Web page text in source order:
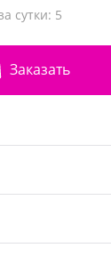
сутки: 5
Заказать